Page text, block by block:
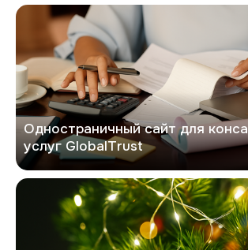
GlobalTrust
Одностраничный сайт для
услуг GlobalTrust
Хочешь елку